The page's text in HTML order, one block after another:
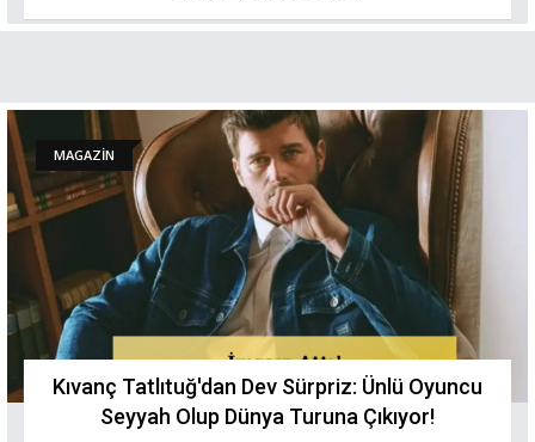
MAGAZİN
Kıvanç Tatlıtuğ'dan Dev Sürpriz: Ünlü Oyuncu
Seyyah Olup Dünya Turuna Çıkıyor!